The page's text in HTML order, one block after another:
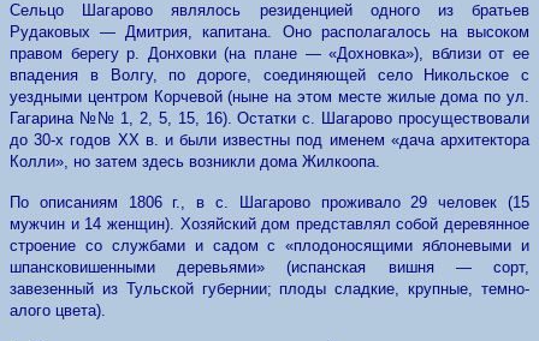
Сельцо Шагарово являлось резиденцией одного из братьев
Рудаковых — Дмитрия, капитана. Оно располагалось на высоком
правом берегу р. Донховки (на плане — «Дохновка»), вблизи от ее
впадения в Волгу, по дороге, соединяющей село Никольское с
уездными центром Корчевой (ныне на этом месте жилые дома по ул.
Гагарина №№ 1, 2, 5, 15, 16). Остатки с. Шагарово просуществовали
до 30-х годов XX в. и были известны под именем «дача архитектора
Колли», но затем здесь возникли дома Жилкоопа.
По описаниям 1806 г., в с. Шагарово проживало 29 человек (15
мужчин и 14 женщин). Хозяйский дом представлял собой деревянное
строение со службами и садом с «плодоносящими яблоневыми и
шпансковишенными деревьями» (испанская вишня — сорт,
завезенный из Тульской губернии; плоды сладкие, крупные, темно-
алого цвета).